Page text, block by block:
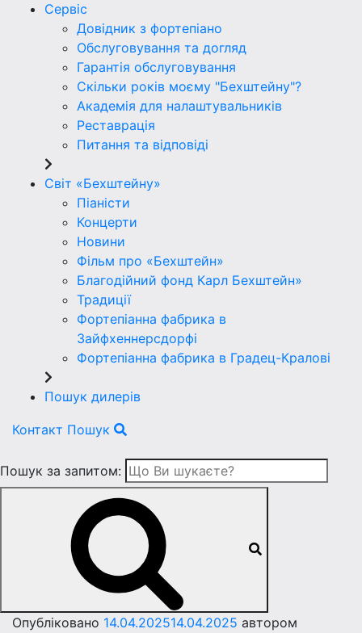
Сервіс
Довідник з фортепіано
Обслуговування та догляд
Гарантія обслуговування
Скільки років моєму "Бехштейну"?
Академія для налаштувальників
Реставрація
Питання та відповіді
Світ «Бехштейну»
Піаністи
Концерти
Новини
Фільм про «Бехштейн»
Благодійний фонд Карл Бехштейн»
Традиції
Фортепіанна фабрика в
Зайфхеннерсдорфi
Фортепіанна фабрика в Градец-Краловi
Пошук дилерів
Контакт Пошук
Пошук за запитом:
Опубліковано 14.04.202514.04.2025 автором